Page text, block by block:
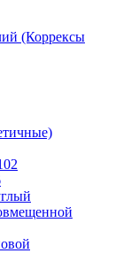
(Коррексы